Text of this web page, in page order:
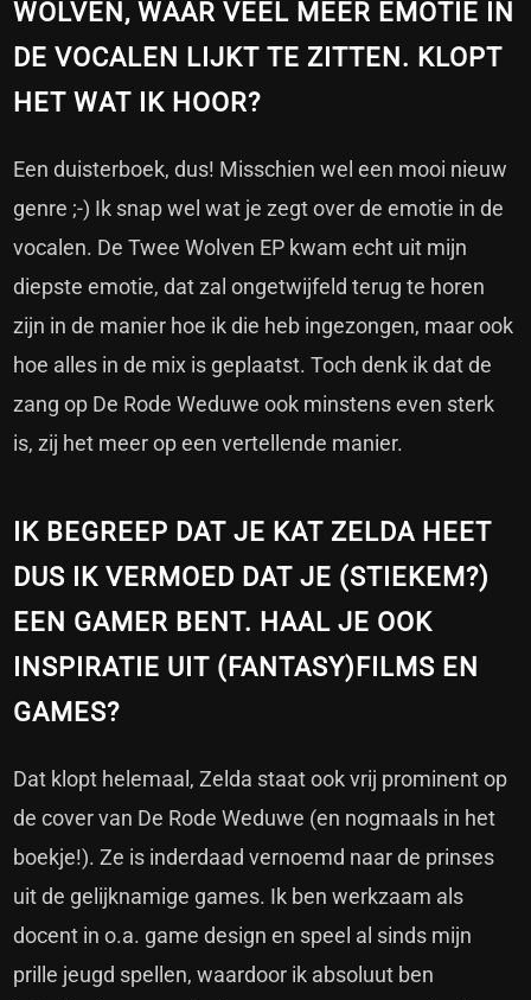
WOLVEN, WAAR VEEL MEER EMOTIE IN
DE VOCALEN LIJKT TE ZITTEN. KLOPT
HET WAT IK HOOR?
Een duisterboek, dus! Misschien wel een mooi nieuw
genre ;-) Ik snap wel wat je zegt over de emotie in de
vocalen. De Twee Wolven EP kwam echt uit mijn
diepste emotie, dat zal ongetwijfeld terug te horen
zijn in de manier hoe ik die heb ingezongen, maar ook
hoe alles in de mix is geplaatst. Toch denk ik dat de
zang op De Rode Weduwe ook minstens even sterk
is, zij het meer op een vertellende manier.
IK BEGREEP DAT JE KAT ZELDA HEET
DUS IK VERMOED DAT JE (STIEKEM?)
EEN GAMER BENT. HAAL JE OOK
INSPIRATIE UIT (FANTASY)FILMS EN
GAMES?
Dat klopt helemaal, Zelda staat ook vrij prominent op
de cover van De Rode Weduwe (en nogmaals in het
boekje!). Ze is inderdaad vernoemd naar de prinses
uit de gelijknamige games. Ik ben werkzaam als
docent in o.a. game design en speel al sinds mijn
prille jeugd spellen, waardoor ik absoluut ben